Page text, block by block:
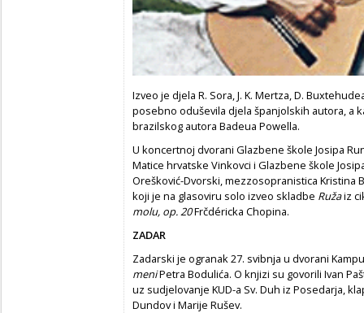
Izveo je djela R. Sora, J. K. Mertza, D.
posebno oduševila djela španjolskih autora, a
brazilskog autora Badeua Powella.
U koncertnoj dvorani Glazbene škole Josipa
Matice hrvatske Vinkovci i Glazbene škole
Orešković-Dvorski, mezzosopranistica Kristina
koji je na glasoviru solo izveo skladbe Ružaiz
molu, op. 20Frčdéricka Chopina.
ZADAR
Zadarski je ogranak 27. svibnja u dvorani
meniPetra Bodulića. O knjizi su govorili Ivan
uz sudjelovanje KUD-a Sv. Duh iz Posedarja,
Dundov i Marije Rušev.